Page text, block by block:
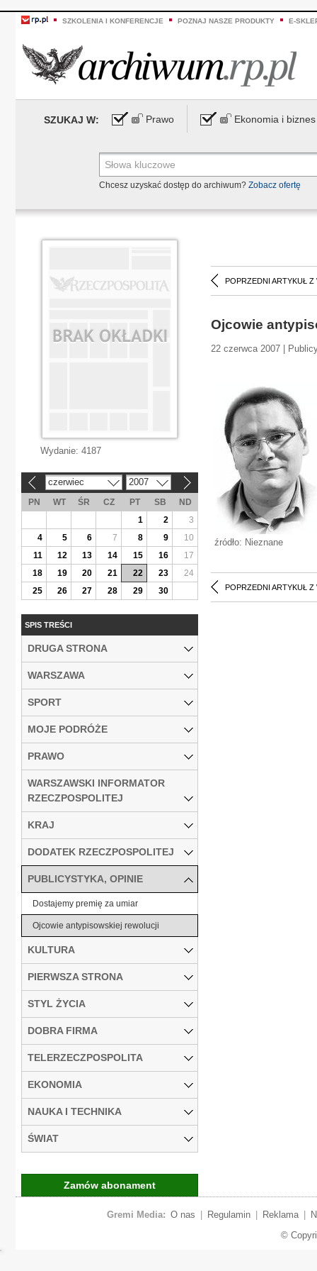
SZKOLENIA I KONFERENCJE POZNAJ NASZE PRODUKTY E-
SZUKAJ W: Prawo Ekonomia i biznes
Chcesz uzyskać dostęp do archiwum? Zobacz ofertę
POPRZEDNI ARTYKUŁ Z
Ojcowie
22 czerwca 2007 |
źródło: Nieznane
POPRZEDNI ARTYKUŁ Z
Wydanie: 4187
czerwiec 2007
PN WT ŚR CZ PT SB
ND
1
2
3
4
5 6 7 8 9
10
11
12 13 14 15 16
17
18
19 20 21 22 23
24
25
26 27 28 29 30
SPIS TREŚCI
DRUGA STRONA
WARSZAWA
SPORT
MOJE PODRÓŻE
PRAWO
WARSZAWSKI INFORMATOR
RZECZPOSPOLITEJ
KRAJ
DODATEK RZECZPOSPOLITEJ
PUBLICYSTYKA, OPINIE
Dostajemy premię za umiar
Ojcowie antypisowskiej rewolucji
KULTURA
PIERWSZA STRONA
STYL ŻYCIA
DOBRA FIRMA
TELERZECZPOSPOLITA
EKONOMIA
NAUKA I TECHNIKA
ŚWIAT
Zamów abonament
Gremi Media: O nas Regulamin Reklama
©